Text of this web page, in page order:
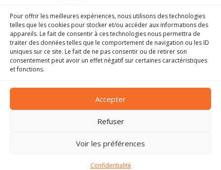
Pour offrir les meilleures expériences, nous utilisons des technologies
telles que les cookies pour stocker et/ou accéder aux informations des
appareils. Le fait de consentir à ces technologies nous permettra de
traiter des données telles que le comportement de navigation ou les ID
uniques sur ce site. Le fait de ne pas consentir ou de retirer son
consentement peut avoir un effet négatif sur certaines caractéristiques
et fonctions.
Accepter
Refuser
Voir les préférences
Confidentialité
En savoir plus
ADMIRE.PARIS
© 2024contact